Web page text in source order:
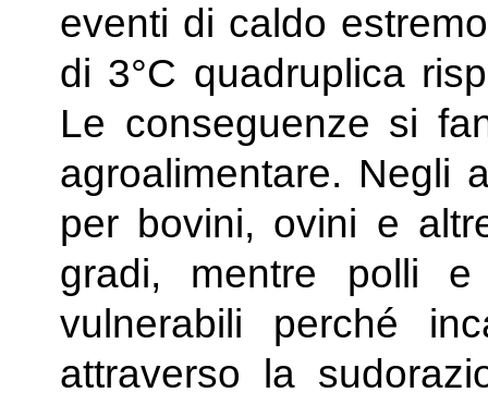
eventi di caldo
di 3°C quadruplica
Le conseguenze si
agroalimentare. Negli
per bovini, ovini e
gradi, mentre polli
vulnerabili perché
attraverso la